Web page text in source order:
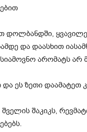
დოლბანდში,
და დაასხით
არომატს არ
ეს ზეთი დაამატეთ
შველის შაკიკს,